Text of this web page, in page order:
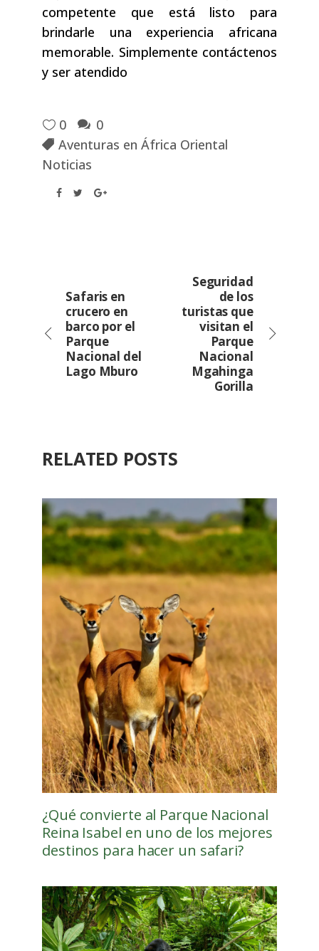
competente que está listo para
brindarle una experiencia africana
memorable. Simplemente contáctenos
y ser atendido
0
0
Aventuras en África Oriental
Noticias
Safaris en
crucero en
barco por el
Parque
Nacional del
Lago Mburo
Seguridad
de los
turistas que
visitan el
Parque
Nacional
Mgahinga
Gorilla
RELATED POSTS
¿Qué convierte al Parque Nacional
Reina Isabel en uno de los mejores
destinos para hacer un safari?